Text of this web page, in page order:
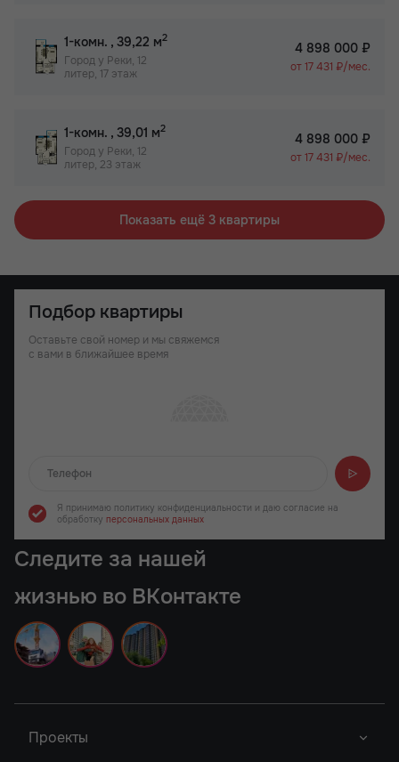
1-комн. , 39,22 м2
Город у Реки, 12
литер, 17 этаж
4 898 000 ₽
от 17 431 ₽/мес.
1-комн. , 39,01 м2
Город у Реки, 12
литер, 23 этаж
4 898 000 ₽
от 17 431 ₽/мес.
Показать ещё 3 квартиры
Подбор квартиры
Оставьте свой номер и мы свяжемся
с вами в ближайшее время
Я принимаю политику конфиденциальности и даю согласие на
обработку персональных данных
Следите за нашей
жизнью во ВКонтакте
Проекты